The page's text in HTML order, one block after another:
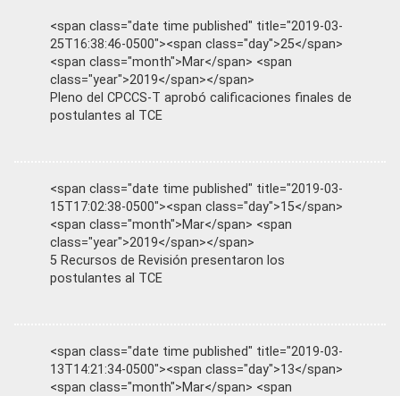
<span class="date time published" title="2019-03-
25T16:38:46-0500"><span class="day">25</span>
<span class="month">Mar</span> <span
class="year">2019</span></span>
Pleno del CPCCS-T aprobó calificaciones finales de
postulantes al TCE
<span class="date time published" title="2019-03-
15T17:02:38-0500"><span class="day">15</span>
<span class="month">Mar</span> <span
class="year">2019</span></span>
5 Recursos de Revisión presentaron los
postulantes al TCE
<span class="date time published" title="2019-03-
13T14:21:34-0500"><span class="day">13</span>
<span class="month">Mar</span> <span